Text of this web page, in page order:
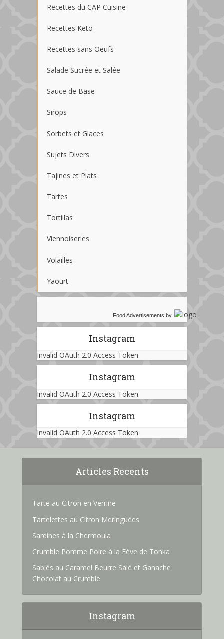
Recettes du CAP Cuisine
Recettes Keto
Recettes sans Oeufs
Salade Sucrée et Salée
Sauce de Base
Sirops
Sorbets et Glaces
Sujets Divers
Tajines et Plats
Tartes
Tortillas
Viennoiseries
Volailles
Yaourt
Food Advertisements by
Instagram
Invalid OAuth 2.0 Access Token
Instagram
Invalid OAuth 2.0 Access Token
Instagram
Invalid OAuth 2.0 Access Token
Articles Recents
Tarte au Citron en Verrine
Tartelettes au Citron Meringuées
Sardines à la Chermoula
Crumble Pomme Poire à la Fève de Tonka
Sablés au Caramel Beurre Salé et Ganache
Chocolat au Crumble
Instagram